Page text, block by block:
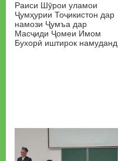
Раиси Шӯрои уламои
Ҷумҳурии Тоҷикистон дар
намози Ҷумъа дар
Масҷиди Ҷомеи Имом
Бухорӣ иштирок намуданд